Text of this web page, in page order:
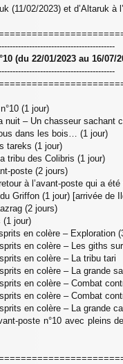
(11/02/2023) et d’Altaruk
(du 22/01/2023 au 16/07/
(1 jour)
nuit – Un chasseur sachant
dans les bois… (1 jour)
tareks (1 jour)
tribu des Colibris (1 jour)
poste (2 jours)
à l’avant-poste qui a
Griffon (1 jour) [arrivée de
(2 jours)
(1 jour)
en colère – Exploration
en colère – Les giths
en colère – La tribu tari
en colère – La grande
en colère – Combat
en colère – Combat
en colère – La grande
poste n°10 avec pleins